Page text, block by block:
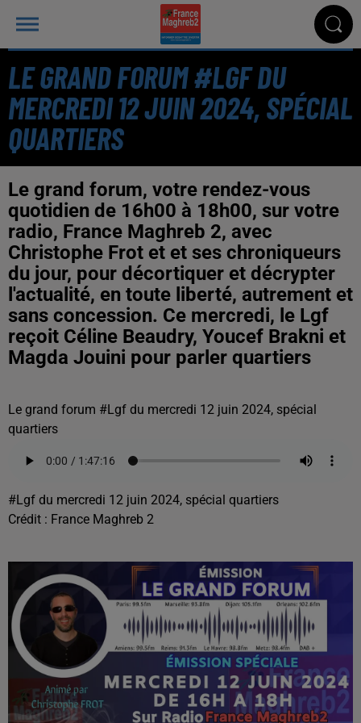
LE GRAND FORUM #LGF DU
MERCREDI 12 JUIN 2024, SPÉCIAL
QUARTIERS
Le grand forum, votre rendez-vous
quotidien de 16h00 à 18h00, sur votre
radio, France Maghreb 2, avec
Christophe Frot et et ses chroniqueurs
du jour, pour décortiquer et décrypter
l'actualité, en toute liberté, autrement et
sans concession. Ce mercredi, le Lgf
reçoit Céline Beaudry, Youcef Brakni et
Magda Jouini pour parler quartiers
Le grand forum #Lgf du mercredi 12 juin 2024, spécial
quartiers
#Lgf du mercredi 12 juin 2024, spécial quartiers
Crédit : France Maghreb 2